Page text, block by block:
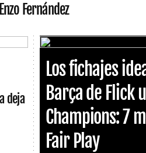
Enzo Fernández
deja
Los fichajes
Barça de Flick
Champions: 7
Fair Play